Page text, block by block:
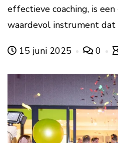
effectieve coaching, is
waardevol instrument dat
15 juni 2025 0